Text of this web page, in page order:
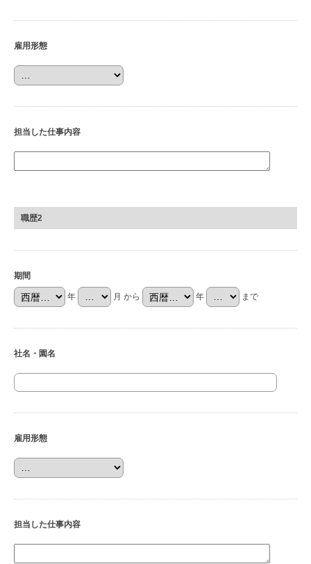
雇用形態
担当した仕事内容
職歴2
期間
年 月 から 年 まで
社名・園名
雇用形態
担当した仕事内容